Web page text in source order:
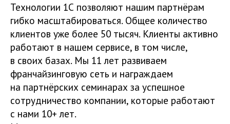
Технологии 1С позволяют нашим партнёрам
гибко масштабироваться. Общее количество
клиентов уже более 50 тысяч. Клиенты активно
работают в нашем сервисе, в том числе,
в своих базах. Мы 11 лет развиваем
франчайзинговую сеть и награждаем
на партнёрских семинарах за успешное
сотрудничество компании, которые работают
с нами 10+ лет.